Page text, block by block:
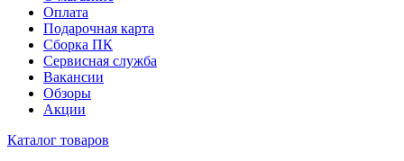
Оплата
Подарочная карта
Сборка ПК
Сервисная служба
Вакансии
Обзоры
Акции
Каталог товаров